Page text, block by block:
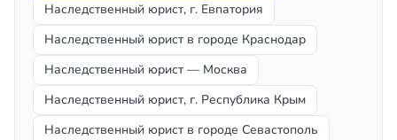
Наследственный юрист, г. Евпатория
Наследственный юрист в городе Краснодар
Наследственный юрист — Москва
Наследственный юрист, г. Республика Крым
Наследственный юрист в городе Севастополь